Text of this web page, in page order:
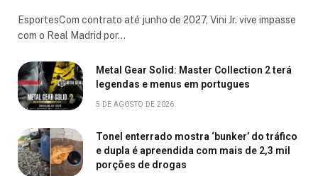
EsportesCom contrato até junho de 2027, Vini Jr. vive impasse
com o Real Madrid por…
Metal Gear Solid: Master Collection 2 terá
legendas e menus em portugues
5 DE AGOSTO DE 2026
Tonel enterrado mostra ‘bunker’ do tráfico
e dupla é apreendida com mais de 2,3 mil
porções de drogas